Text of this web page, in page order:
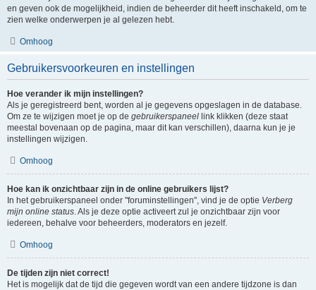
en geven ook de mogelijkheid, indien de beheerder dit heeft inschakeld, om te
zien welke onderwerpen je al gelezen hebt.
Omhoog
Gebruikersvoorkeuren en instellingen
Hoe verander ik mijn instellingen?
Als je geregistreerd bent, worden al je gegevens opgeslagen in de database.
Om ze te wijzigen moet je op de gebruikerspaneel link klikken (deze staat
meestal bovenaan op de pagina, maar dit kan verschillen), daarna kun je je
instellingen wijzigen.
Omhoog
Hoe kan ik onzichtbaar zijn in de online gebruikers lijst?
In het gebruikerspaneel onder "foruminstellingen", vind je de optie Verberg
mijn online status. Als je deze optie activeert zul je onzichtbaar zijn voor
iedereen, behalve voor beheerders, moderators en jezelf.
Omhoog
De tijden zijn niet correct!
Het is mogelijk dat de tijd die gegeven wordt van een andere tijdzone is dan